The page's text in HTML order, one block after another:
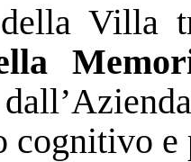
Villa
cognitivo